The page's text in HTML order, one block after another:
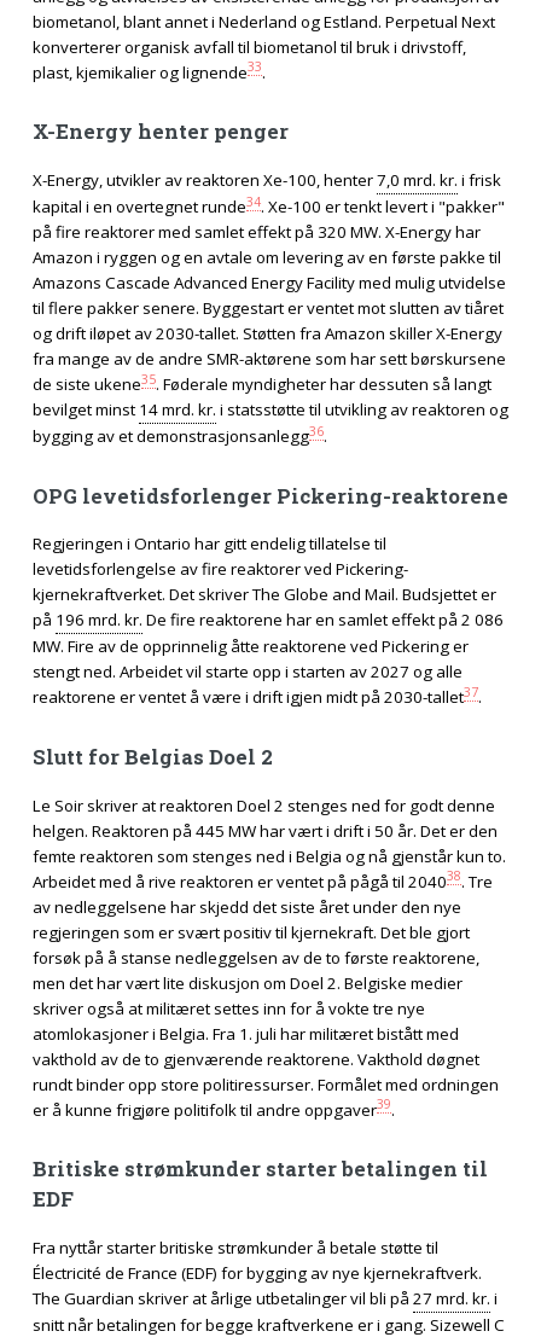
biometanol, blant annet i Nederland og Estland. Perpetual Next
konverterer organisk avfall til biometanol til bruk i drivstoff,
plast, kjemikalier og lignende33.
X-Energy henter penger
X-Energy, utvikler av reaktoren Xe-100, henter7,0 mrd. kr. i frisk
kapital i en overtegnet runde34. Xe-100 er tenkt levert i "pakker"
på fire reaktorer med samlet effekt på 320 MW. X-Energy har
Amazon i ryggen og en avtale om levering av en første pakke til
Amazons Cascade Advanced Energy Facility med mulig utvidelse
til flere pakker senere. Byggestart er ventet mot slutten av tiåret
og drift iløpet av 2030-tallet. Støtten fra Amazon skiller X-Energy
fra mange av de andre SMR-aktørene som har sett børskursene
de siste ukene35. Føderale myndigheter har dessuten så langt
bevilget minst 14 mrd. kr. i statsstøtte til utvikling av reaktoren og
bygging av et demonstrasjonsanlegg36.
OPG levetidsforlenger Pickering-reaktorene
Regjeringen i Ontario har gitt endelig tillatelse til
levetidsforlengelse av fire reaktorer ved Pickering-
kjernekraftverket. Det skriver The Globe and Mail. Budsjettet er
på 196 mrd. kr. De fire reaktorene har en samlet effekt på 2 086
MW. Fire av de opprinnelig åtte reaktorene ved Pickering er
stengt ned. Arbeidet vil starte opp i starten av 2027 og alle
reaktorene er ventet å være i drift igjen midt på 2030-tallet37.
Slutt for Belgias Doel 2
Le Soir skriver at reaktoren Doel 2 stenges ned for godt denne
helgen. Reaktoren på 445 MW har vært i drift i 50 år. Det er den
femte reaktoren som stenges ned i Belgia og nå gjenstår kun to.
Arbeidet med å rive reaktoren er ventet på pågå til 204038. Tre
av nedleggelsene har skjedd det siste året under den nye
regjeringen som er svært positiv til kjernekraft. Det ble gjort
forsøk på å stanse nedleggelsen av de to første reaktorene,
men det har vært lite diskusjon om Doel 2. Belgiske medier
skriver også at militæret settes inn for å vokte tre nye
atomlokasjoner i Belgia. Fra 1. juli har militæret bistått med
vakthold av de to gjenværende reaktorene. Vakthold døgnet
rundt binder opp store politiressurser. Formålet med ordningen
er å kunne frigjøre politifolk til andre oppgaver39.
Britiske strømkunder starter betalingen til
EDF
Fra nyttår starter britiske strømkunder å betale støtte til
Électricité de France (EDF) for bygging av nye kjernekraftverk.
The Guardian skriver at årlige utbetalinger vil bli på 27 mrd. kr. i
snitt når betalingen for begge kraftverkene er i gang. Sizewell C